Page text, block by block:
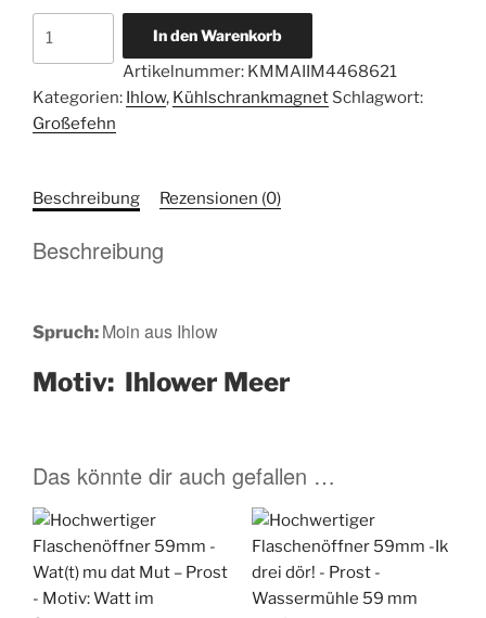
68
mm
aus
-
Meer
In den Warenkorb
Artikelnummer: KMMAIIM4468621
Kategorien: Ihlow, Kühlschrankmagnet Schlagwort:
Großefehn
Beschreibung Rezensionen (0)
Beschreibung
Spruch: Moin aus Ihlow
Motiv: Ihlower Meer
Das könnte dir auch gefallen …